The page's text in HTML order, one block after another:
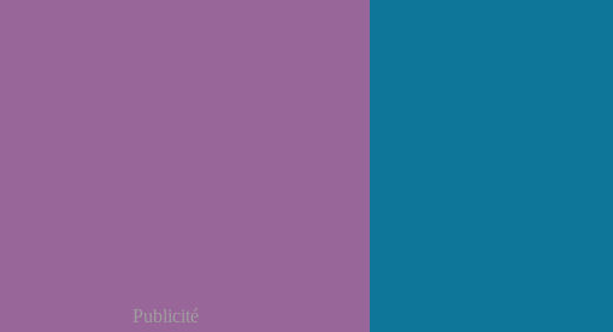
Publicité